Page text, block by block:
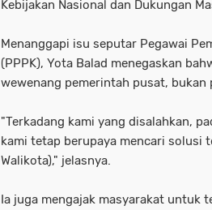
Kebijakan Nasional dan Dukungan
Menanggapi isu seputar Pegawai
(PPPK), Yota Balad menegaskan
wewenang pemerintah pusat, bukan
"Terkadang kami yang disalahkan,
kami tetap berupaya mencari solusi
Walikota)," jelasnya.
Ia juga mengajak masyarakat untuk